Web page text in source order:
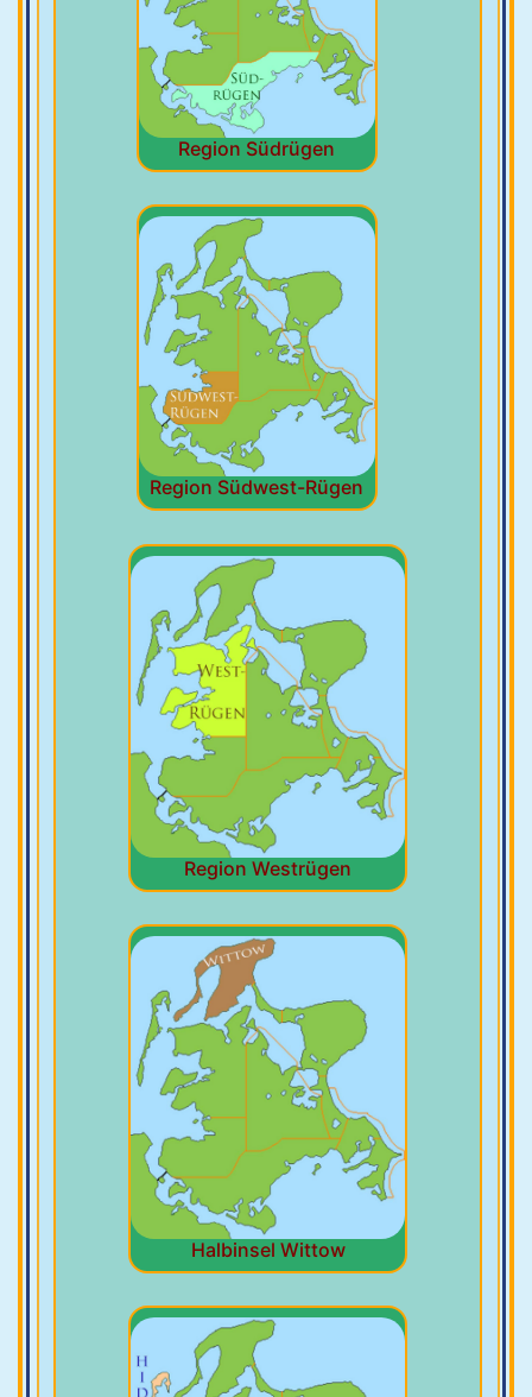
Region Südrügen
Region Südwest-Rügen
Region Westrügen
Halbinsel Wittow